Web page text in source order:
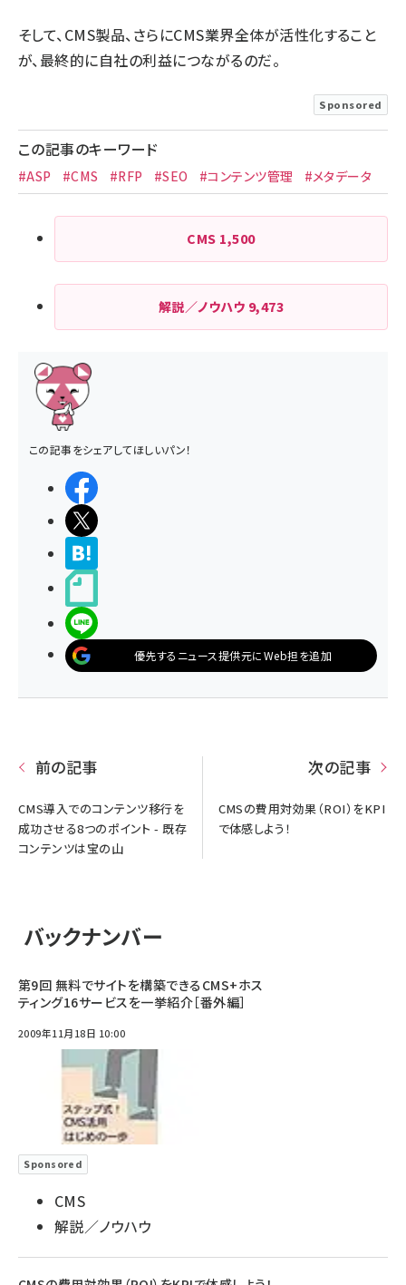
そして、CMS製品、さらにCMS業界全体が活性化すること
が、最終的に自社の利益につながるのだ。
Sponsored
この記事のキーワード
#ASP #CMS #RFP #SEO #コンテンツ管理 #メタデータ
CMS 1,500
解説／ノウハウ 9,473
この記事をシェアしてほしいパン！
優先するニュース提供元にWeb担を追加
前の記事
CMS導入でのコンテンツ移行を
成功させる8つのポイント - 既存
コンテンツは宝の山
次の記事
CMSの費用対効果（ROI）をKPI
で体感しよう！
バックナンバー
第9回 無料でサイトを構築できるCMS+ホス
ティング16サービスを一挙紹介［番外編］
2009年11月18日 10:00
Sponsored
CMS
解説／ノウハウ